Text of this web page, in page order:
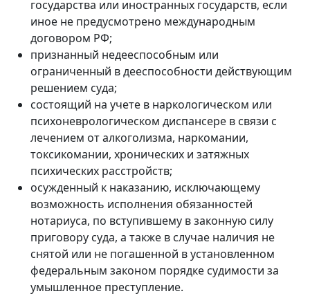
государства или иностранных государств, если
иное не предусмотрено международным
договором РФ;
признанный недееспособным или
ограниченный в дееспособности действующим
решением суда;
состоящий на учете в наркологическом или
психоневрологическом диспансере в связи с
лечением от алкоголизма, наркомании,
токсикомании, хронических и затяжных
психических расстройств;
осужденный к наказанию, исключающему
возможность исполнения обязанностей
нотариуса, по вступившему в законную силу
приговору суда, а также в случае наличия не
снятой или не погашенной в установленном
федеральным законом порядке судимости за
умышленное преступление.